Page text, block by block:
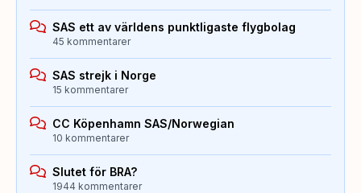
SAS ett av världens punktligaste flygbolag
45 kommentarer
SAS strejk i Norge
15 kommentarer
CC Köpenhamn SAS/Norwegian
10 kommentarer
Slutet för BRA?
1944 kommentarer